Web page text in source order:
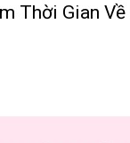
Thời Gian Về